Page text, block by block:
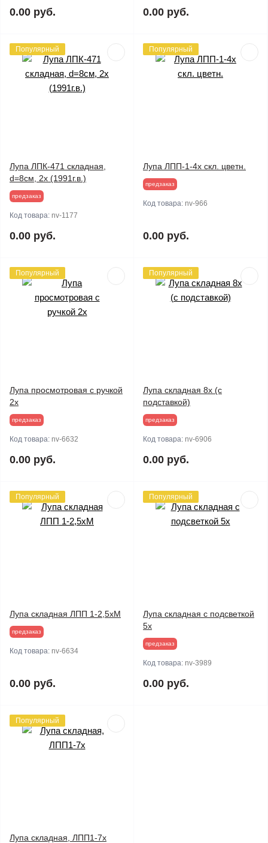
0.00 руб. 0.00 руб.
Популярный
Лупа ЛПК-471 складная,
d=8см, 2х (1991г.в.)
предзаказ
Код товара: nv-1177
0.00 руб.
Популярный
Лупа ЛПП-1-4х скл. цветн.
предзаказ
Код товара: nv-966
0.00 руб.
Популярный
Лупа просмотровая с ручкой
2х
предзаказ
Код товара: nv-6632
0.00 руб.
Популярный
Лупа складная 8х (с
подставкой)
предзаказ
Код товара: nv-6906
0.00 руб.
Популярный
Лупа складная ЛПП 1-2,5хМ
предзаказ
Код товара: nv-6634
0.00 руб.
Популярный
Лупа складная с подсветкой
5х
предзаказ
Код товара: nv-3989
0.00 руб.
Популярный
Лупа складная, ЛПП1-7х